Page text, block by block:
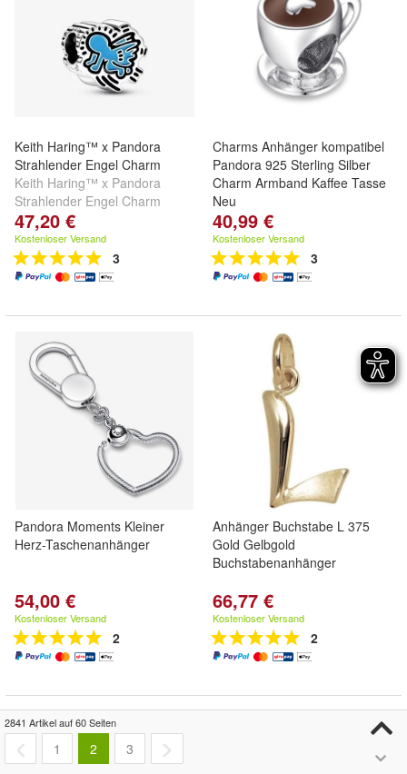
Keith Haring™ x Pandora
Strahlender Engel Charm
Keith Haring™ x Pandora
Strahlender Engel Charm
47,20 €
Kostenloser Versand
3
Charms Anhänger kompatibel
Pandora 925 Sterling Silber
Charm Armband Kaffee Tasse
Neu
40,99 €
Kostenloser Versand
3
Pandora Moments Kleiner
Herz-Taschenanhänger
54,00 €
Kostenloser Versand
2
Anhänger Buchstabe L 375
Gold Gelbgold
Buchstabenanhänger
66,77 €
Kostenloser Versand
2
2841 Artikel auf 60 Seiten
1 2 3